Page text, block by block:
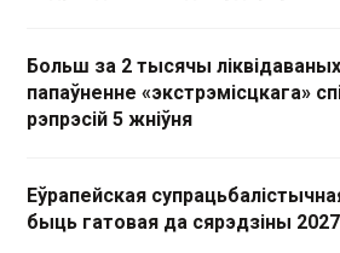
Больш за 2 тысячы
папаўненне «экстрэмісцкага»
рэпрэсій 5 жніўня
Еўрапейская
быць гатовая да сярэдзіны